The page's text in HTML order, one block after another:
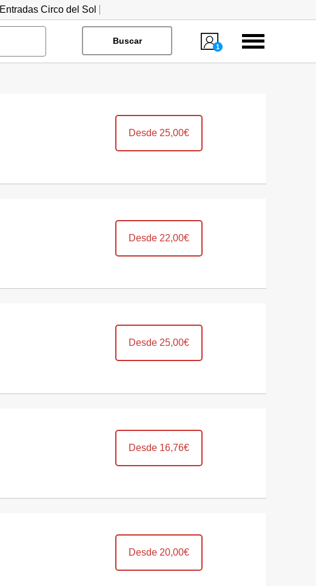
Entradas Circo del Sol
Buscar
1
Menú
Desde 25,00€
Desde 22,00€
Desde 25,00€
Desde 16,76€
Desde 20,00€